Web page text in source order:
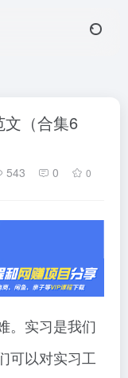
（合集6
543 0 0
。实习是我们
可以对实习工